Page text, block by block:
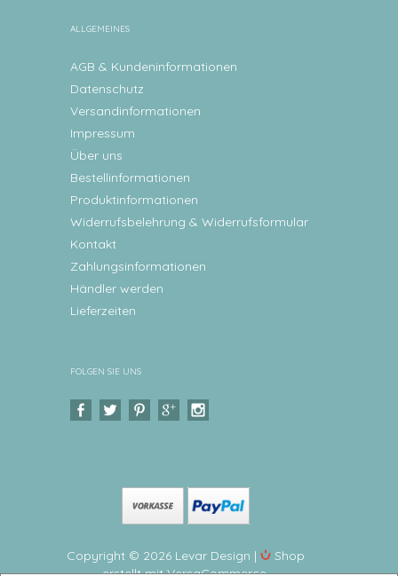
ALLGEMEINES
AGB & Kundeninformationen
Datenschutz
Versandinformationen
Impressum
Über uns
Bestellinformationen
Produktinformationen
Widerrufsbelehrung & Widerrufsformular
Kontakt
Zahlungsinformationen
Händler werden
Lieferzeiten
FOLGEN SIE UNS
Copyright © 2026 Levar Design |
Shop